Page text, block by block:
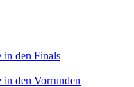
in den Finals
den Vorrunden